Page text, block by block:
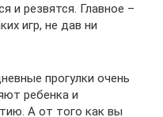
и резвятся. Главное –
игр, не дав ни
прогулки очень
ребенка и
А от того как вы